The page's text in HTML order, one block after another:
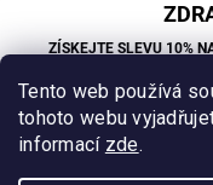
Tento web používá
tohoto webu
informací zde.
Facebook
ZÍSKEJTE SLEVU 10%
Sleva se